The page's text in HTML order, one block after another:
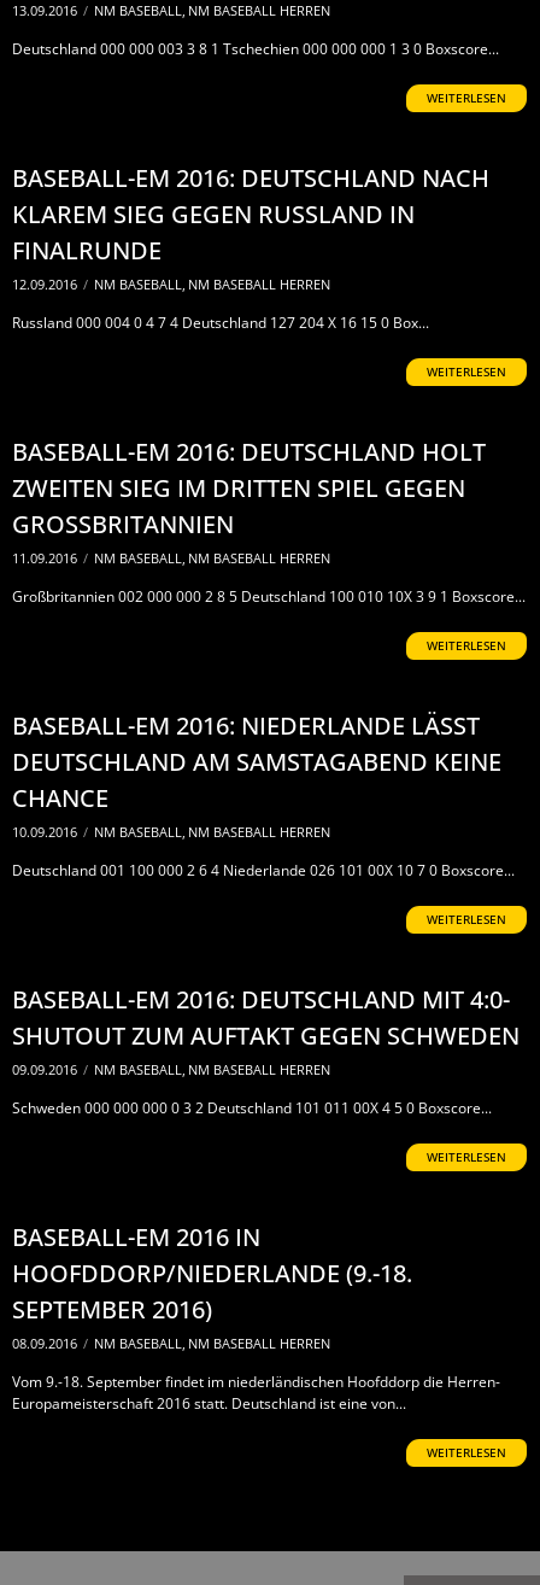
13.09.2016 / NM BASEBALL, NM BASEBALL HERREN
Deutschland 000 000 003 3 8 1 Tschechien 000 000 000 1 3 0 Boxscore...
WEITERLESEN
BASEBALL-EM 2016: DEUTSCHLAND NACH
KLAREM SIEG GEGEN RUSSLAND IN
FINALRUNDE
12.09.2016 / NM BASEBALL, NM BASEBALL HERREN
Russland 000 004 0 4 7 4 Deutschland 127 204 X 16 15 0 Box...
WEITERLESEN
BASEBALL-EM 2016: DEUTSCHLAND HOLT
ZWEITEN SIEG IM DRITTEN SPIEL GEGEN
GROSSBRITANNIEN
11.09.2016 / NM BASEBALL, NM BASEBALL HERREN
Großbritannien 002 000 000 2 8 5 Deutschland 100 010 10X 3 9 1 Boxscore...
WEITERLESEN
BASEBALL-EM 2016: NIEDERLANDE LÄSST
DEUTSCHLAND AM SAMSTAGABEND KEINE
CHANCE
10.09.2016 / NM BASEBALL, NM BASEBALL HERREN
Deutschland 001 100 000 2 6 4 Niederlande 026 101 00X 10 7 0 Boxscore...
WEITERLESEN
BASEBALL-EM 2016: DEUTSCHLAND MIT 4:0-
SHUTOUT ZUM AUFTAKT GEGEN SCHWEDEN
09.09.2016 / NM BASEBALL, NM BASEBALL HERREN
Schweden 000 000 000 0 3 2 Deutschland 101 011 00X 4 5 0 Boxscore...
WEITERLESEN
BASEBALL-EM 2016 IN
HOOFDDORP/NIEDERLANDE (9.-18.
SEPTEMBER 2016)
08.09.2016 / NM BASEBALL, NM BASEBALL HERREN
Vom 9.-18. September findet im niederländischen Hoofddorp die Herren-
Europameisterschaft 2016 statt. Deutschland ist eine von...
WEITERLESEN